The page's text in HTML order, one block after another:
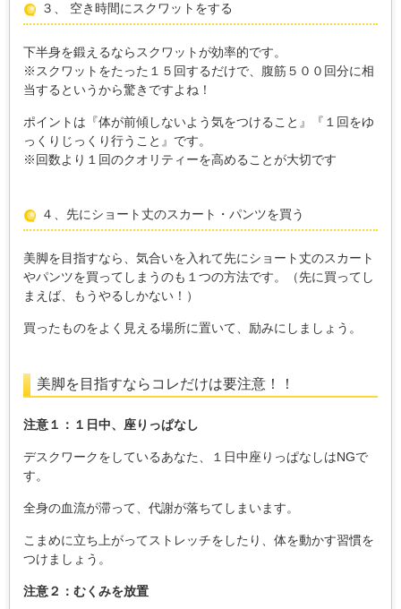
３、 空き時間にスクワットをする
下半身を鍛えるならスクワットが効率的です。
※スクワットをたった１５回するだけで、腹筋５００回分に相
当するというから驚きですよね！
ポイントは『体が前傾しないよう気をつけること』『１回をゆ
っくりじっくり行うこと』です。
※回数より１回のクオリティーを高めることが大切です
４、先にショート丈のスカート・パンツを買う
美脚を目指すなら、気合いを入れて先にショート丈のスカート
やパンツを買ってしまうのも１つの方法です。（先に買ってし
まえば、もうやるしかない！）
買ったものをよく見える場所に置いて、励みにしましょう。
美脚を目指すならコレだけは要注意！！
注意１：１日中、座りっぱなし
デスクワークをしているあなた、１日中座りっぱなしはNGで
す。
全身の血流が滞って、代謝が落ちてしまいます。
こまめに立ち上がってストレッチをしたり、体を動かす習慣を
つけましょう。
注意２：むくみを放置